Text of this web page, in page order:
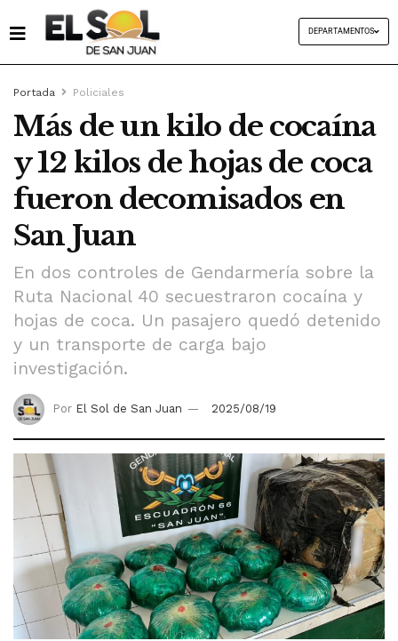
DEPARTAMENTOS
Portada Policiales
Más de un kilo de cocaína
y 12 kilos de hojas de coca
fueron decomisados en
San Juan
En dos controles de Gendarmería sobre la
Ruta Nacional 40 secuestraron cocaína y
hojas de coca. Un pasajero quedó detenido
y un transporte de carga bajo
investigación.
Por El Sol de San Juan 2025/08/19